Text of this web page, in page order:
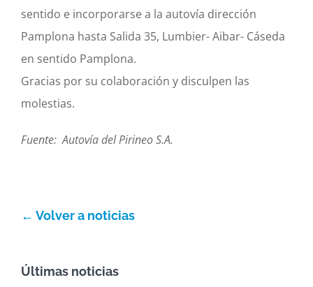
sentido e incorporarse a la autovía dirección
Pamplona hasta Salida 35, Lumbier- Aibar- Cáseda
en sentido Pamplona.
Gracias por su colaboración y disculpen las
molestias.
Fuente: Autovía del Pirineo S.A.
← Volver a noticias
Últimas noticias